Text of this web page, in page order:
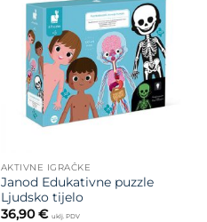
Dodajte
na listu
želja
AKTIVNE IGRAČKE
Janod Edukativne puzzle
Ljudsko tijelo
36,90€ uklj. PDV